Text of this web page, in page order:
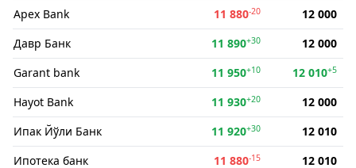
Apex Bank
11 880-20
12 000
Давр Банк
11 890+30
12 000
Garant bank
11 950+10 12 010+5
Hayot Bank 11 930+20
12 000
Ипак Йўли Банк
11 920+30
12 010
Ипотека банк
11 880-15
12 010